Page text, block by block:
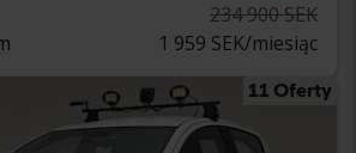
234 900 SEK
1 959 SEK/miesiąc
11 Oferty